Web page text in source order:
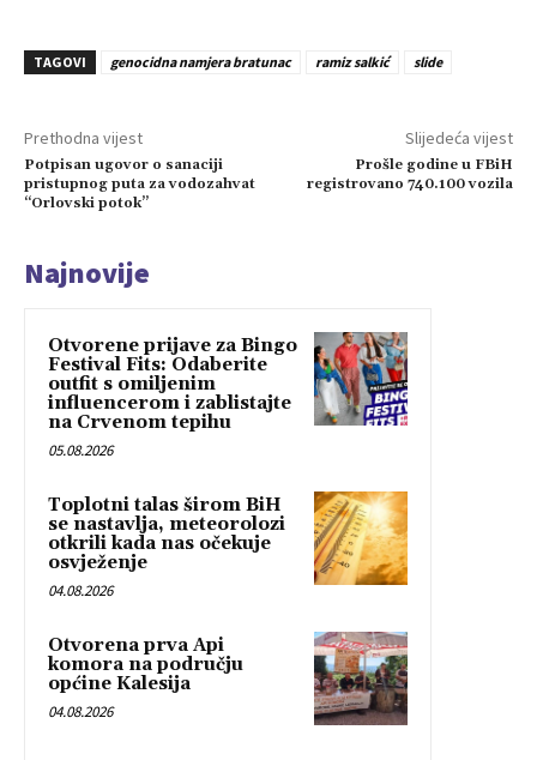
TAGOVI genocidna namjera bratunac ramiz salkić slide
Prethodna vijest
Potpisan ugovor o sanaciji
pristupnog puta za vodozahvat
“Orlovski potok”
Slijedeća vijest
Prošle godine u FBiH
registrovano 740.100 vozila
Najnovije
Otvorene prijave za Bingo
Festival Fits: Odaberite
outfit s omiljenim
influencerom i zablistajte
na Crvenom tepihu
05.08.2026
Toplotni talas širom BiH
se nastavlja, meteorolozi
otkrili kada nas očekuje
osvježenje
04.08.2026
Otvorena prva Api
komora na području
općine Kalesija
04.08.2026